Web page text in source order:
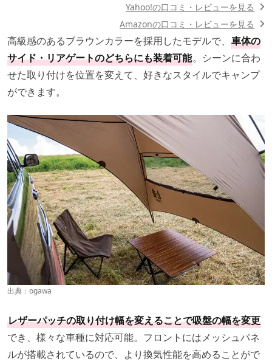
高級感のあるブラウンカラーを採用したモデルで、 車体の
サイド・リアゲートのどちらにも装着可能。シーンに合わ
せた取り付けを位置を変えて、好きなスタイルでキャンプ
ができます。
出典： ogawa
レザーパッチの取り付け幅を変えることで吸盤の幅を変更
でき、様々な車種に対応可能。フロントにはメッシュパネ
ルが搭載されているので、より換気性能を高めることがで
Yahoo!の口コミ・レビューを見る
Amazonの口コミ・レビューを見る